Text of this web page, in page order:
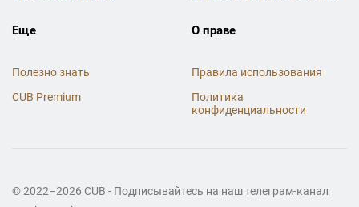
Еще
Полезно знать
CUB Premium
О праве
Правила использования
Политика
конфиденциальности
© 2022–2026 CUB - Подписывайтесь на наш телеграм-канал